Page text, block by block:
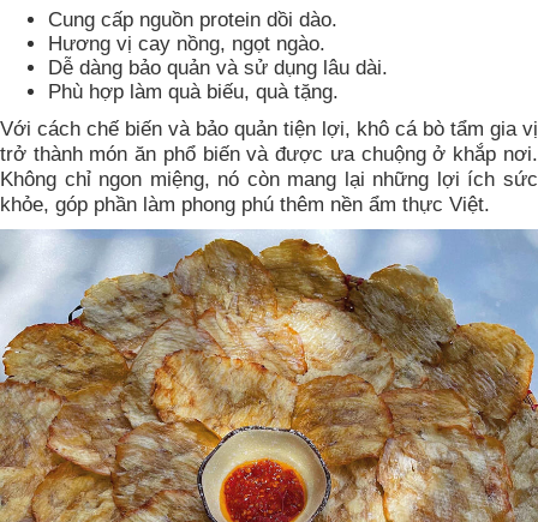
Cung cấp nguồn protein dồi dào.
Hương vị cay nồng, ngọt ngào.
Dễ dàng bảo quản và sử dụng lâu dài.
Phù hợp làm quà biếu, quà tặng.
Với cách chế biến và bảo quản tiện lợi, khô cá bò tẩm gia vị
trở thành món ăn phổ biến và được ưa chuộng ở khắp nơi.
Không chỉ ngon miệng, nó còn mang lại những lợi ích sức
khỏe, góp phần làm phong phú thêm nền ẩm thực Việt.